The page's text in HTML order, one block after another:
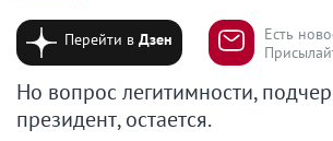
Перейти вДзен
Есть
Но вопрос легитимности,
президент, остается.